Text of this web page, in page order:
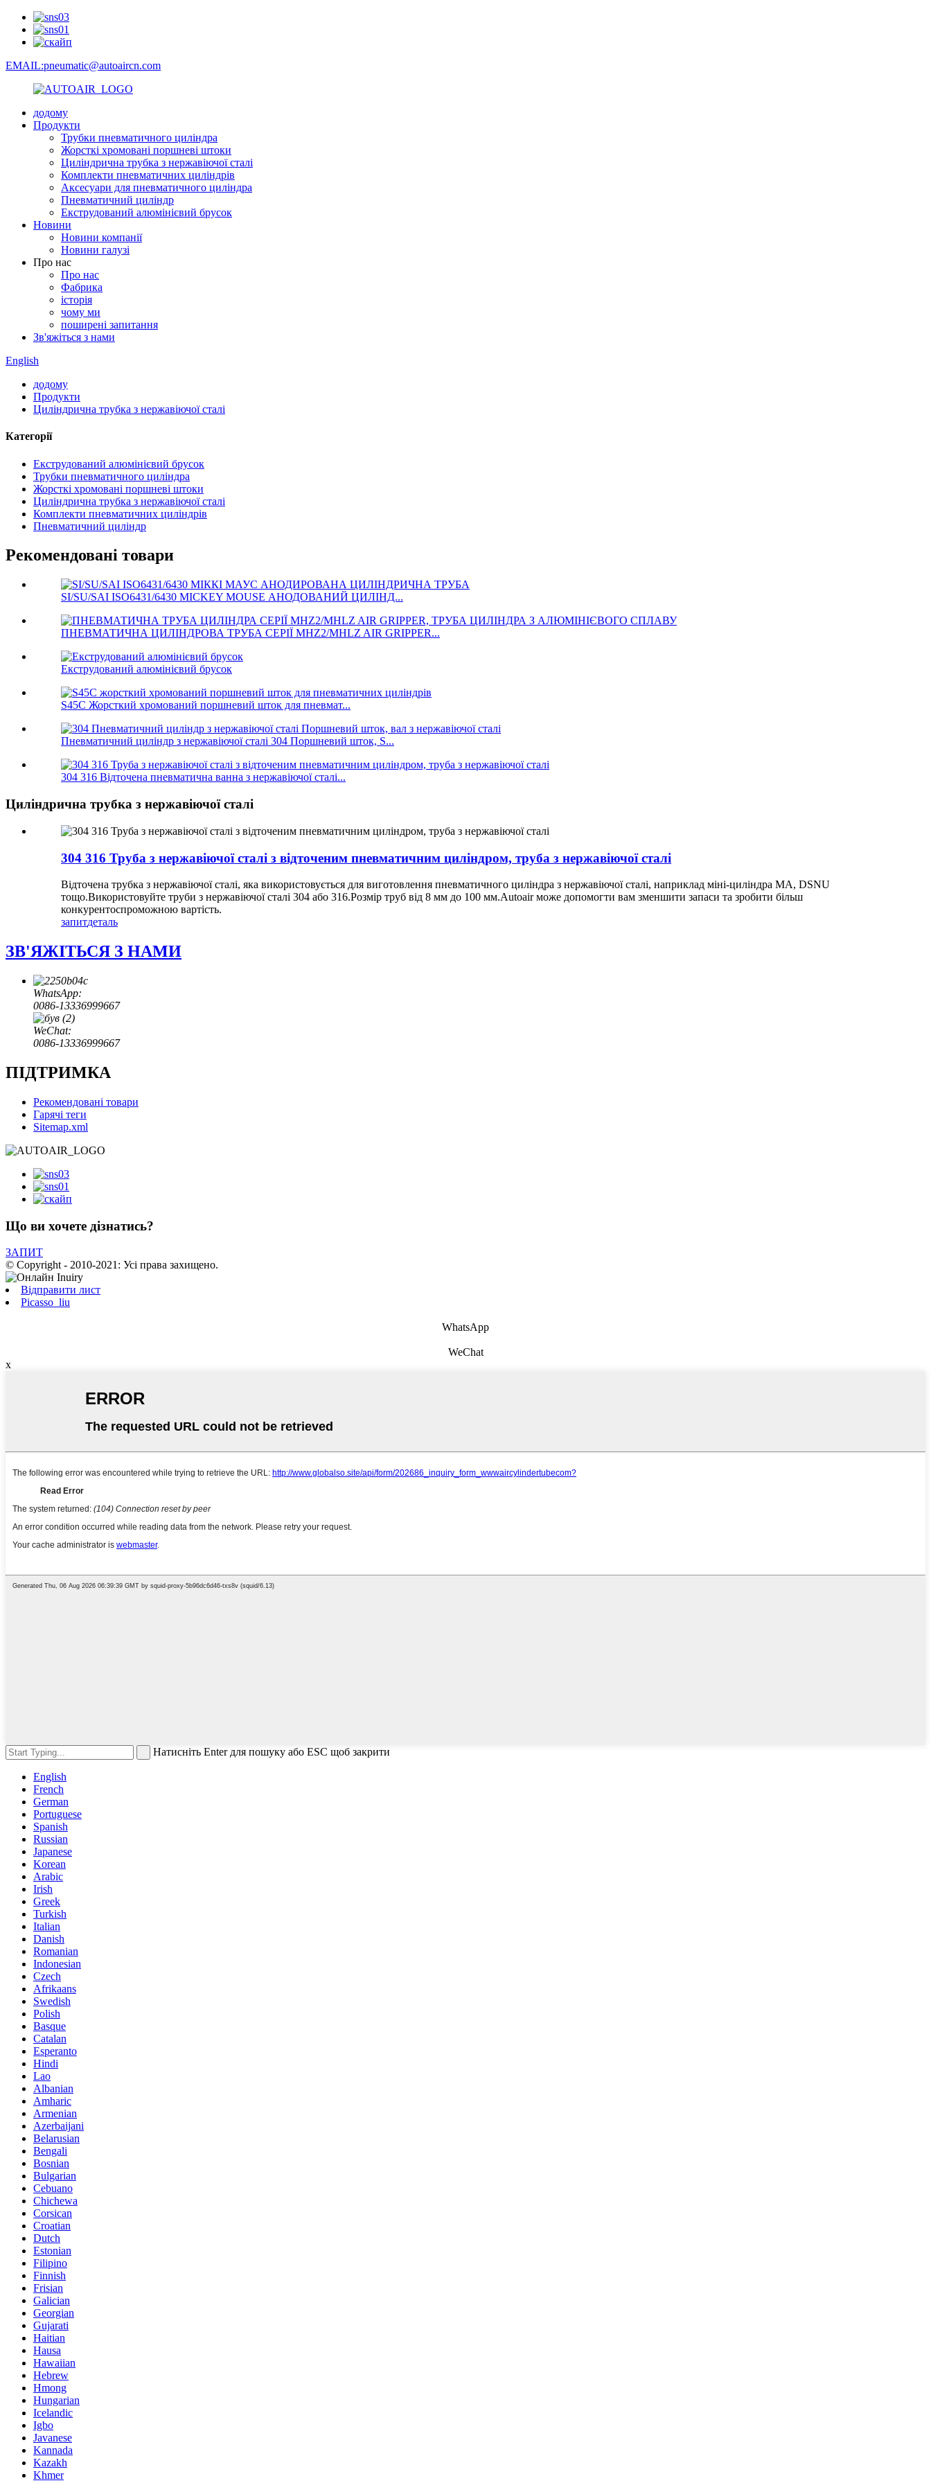
EMAIL:pneumatic@autoaircn.com
додому
Продукти
Трубки пневматичного циліндра
Жорсткі хромовані поршневі штоки
Циліндрична трубка з нержавіючої сталі
Комплекти пневматичних циліндрів
Аксесуари для пневматичного циліндра
Пневматичний циліндр
Екструдований алюмінієвий брусок
Новини
Новини компанії
Новини галузі
Про нас
Про нас
Фабрика
історія
чому ми
поширені запитання
Зв'яжіться з нами
English
додому
Продукти
Циліндрична трубка з нержавіючої сталі
Категорії
Екструдований алюмінієвий брусок
Трубки пневматичного циліндра
Жорсткі хромовані поршневі штоки
Циліндрична трубка з нержавіючої сталі
Комплекти пневматичних циліндрів
Пневматичний циліндр
Рекомендовані товари
SI/SU/SAI ISO6431/6430 MICKEY MOUSE АНОДОВАНИЙ ЦИЛІНД...
ПНЕВМАТИЧНА ЦИЛІНДРОВА ТРУБА СЕРІЇ MHZ2/MHLZ AIR GRIPPER...
Екструдований алюмінієвий брусок
S45C Жорсткий хромований поршневий шток для пневмат...
Пневматичний циліндр з нержавіючої сталі 304 Поршневий шток, S...
304 316 Відточена пневматична ванна з нержавіючої сталі...
Циліндрична трубка з нержавіючої сталі
304 316 Труба з нержавіючої сталі з відточеним пневматичним циліндром, труба з нержавіючої сталі
Відточена трубка з нержавіючої сталі, яка використовується для виготовлення пневматичного циліндра з нержавіючої сталі, наприклад міні-циліндра MA, DSNU
тощо.Використовуйте труби з нержавіючої сталі 304 або 316.Розмір труб від 8 мм до 100 мм.Autoair може допомогти вам зменшити запаси та зробити більш
конкурентоспроможною вартість.
запитдеталь
ЗВ'ЯЖІТЬСЯ З НАМИ
WhatsApp:
0086-13336999667
WeChat:
0086-13336999667
ПІДТРИМКА
Рекомендовані товари
Гарячі теги
Sitemap.xml
Що ви хочете дізнатись?
ЗАПИТ
© Copyright - 2010-2021: Усі права захищено.
Відправити лист
Picasso_liu
WhatsApp
WeChat
x
Натисніть Enter для пошуку або ESC щоб закрити
English
French
German
Portuguese
Spanish
Russian
Japanese
Korean
Arabic
Irish
Greek
Turkish
Italian
Danish
Romanian
Indonesian
Czech
Afrikaans
Swedish
Polish
Basque
Catalan
Esperanto
Hindi
Lao
Albanian
Amharic
Armenian
Azerbaijani
Belarusian
Bengali
Bosnian
Bulgarian
Cebuano
Chichewa
Corsican
Croatian
Dutch
Estonian
Filipino
Finnish
Frisian
Galician
Georgian
Gujarati
Haitian
Hausa
Hawaiian
Hebrew
Hmong
Hungarian
Icelandic
Igbo
Javanese
Kannada
Kazakh
Khmer